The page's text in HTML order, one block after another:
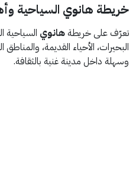
خريطة هانوي السياحية
تعرّف على خريطة هانوي السياحية
البحيرات، الأحياء القديمة،
وسهلة داخل مدينة غنية بالثقافة.